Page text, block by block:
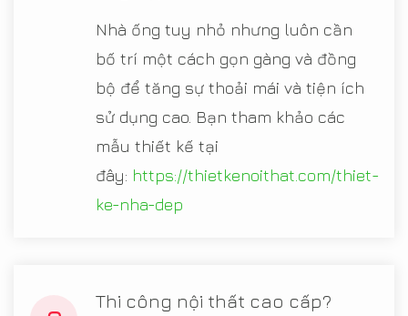
Nhà ống tuy nhỏ nhưng luôn cần
bố trí một cách gọn gàng và đồng
bộ để tăng sự thoải mái và tiện ích
sử dụng cao. Bạn tham khảo các
mẫu thiết kế tại
đây: https://thietkenoithat.com/thiet-
ke-nha-dep
Thi công nội thất cao cấp?